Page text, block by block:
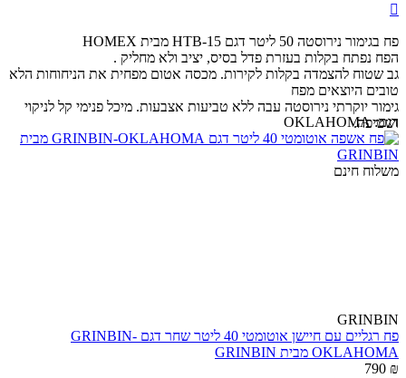

פח בגימור נירוסטה 50 ליטר דגם HTB-15 מבית HOMEX
הפח נפתח בקלות בעזרת פדל בסיס, יציב ולא מחליק .
גב שטוח להצמדה בקלות לקירות. מכסה אטום מפחית את הניחוחות הלא
טובים היוצאים מפח
גימור יוקרתי נירוסטה עבה ללא טביעות אצבעות. מיכל פנימי קל לניקוי
ושטיפה.
דגם: OKLAHOMA
משלוח חינם
GRINBIN
פח רגליים עם חיישן אוטומטי 40 ליטר שחר דגם GRINBIN-
OKLAHOMA מבית GRINBIN
790 ₪